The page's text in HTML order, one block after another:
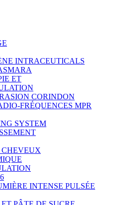
INTRACEUTICALS
ET
CORINDON
FRÉQUENCES MPR
SYSTEM
CHEVEUX
INTENSE PULSÉE